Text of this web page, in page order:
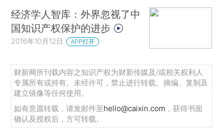
经济学人智库：外界忽视了中
国知识产权保护的进步
2016年10月12日 APP打开
财新网所刊载内容之知识产权为财新传媒及/或相关权利人
专属所有或持有。未经许可，禁止进行转载、摘编、复制及
建立镜像等任何使用。
如有意愿转载，请发邮件至hello@caixin.com ，获得书面
确认及授权后，方可转载。